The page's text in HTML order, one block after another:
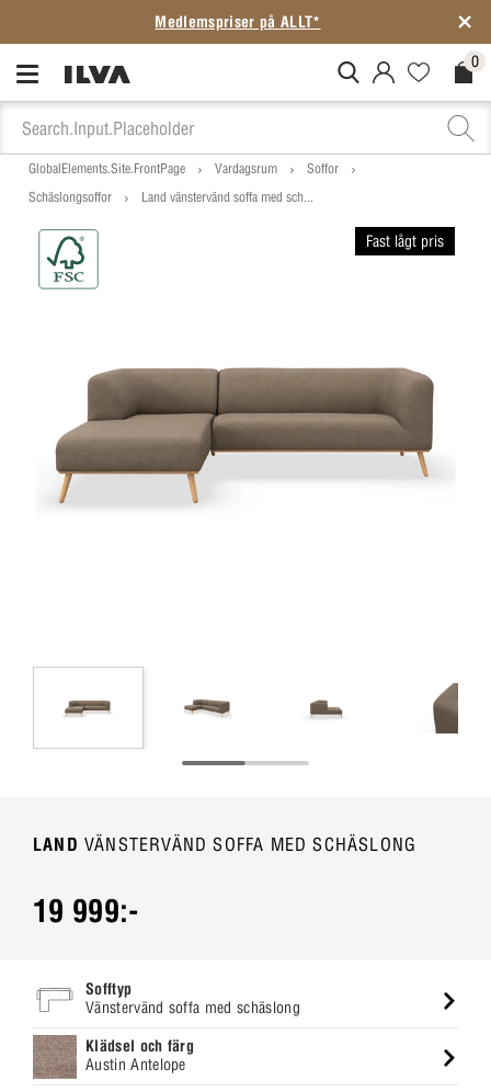
Medlemspriser på ALLT*
MitIlva.Login 0
GlobalElements.Site.FrontPage Vardagsrum
Soffor
Schäslongsoffor
Land vänstervänd soffa med sch...
Fast lågt pris
LAND VÄNSTERVÄND SOFFA MED SCHÄSLONG
19 999:-
Sofftyp
Vänstervänd soffa med schäslong
Klädsel och färg
Austin Antelope